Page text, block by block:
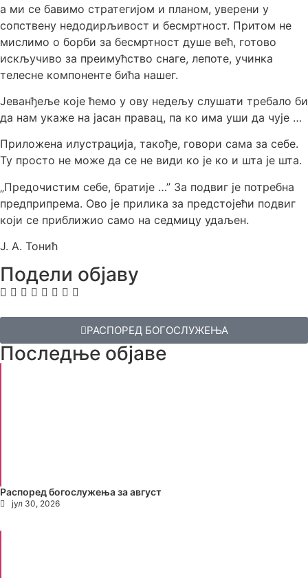
а ми се бавимо стратегијом и планом, уверени у
сопствену недодирљивост и бесмртност. Притом не
мислимо о борби за бесмртност душе већ, готово
искључиво за преимућство снаге, лепоте, учинка
телесне компоненте бића нашег.
Јеванђеље које ћемо у ову недељу слушати требало би
да нам укаже на јасан правац, па ко има уши да чује …
Приложена илустрација, такође, говори сама за себе.
Ту просто не може да се не види ко је ко и шта је шта.
„Предочистим себе, братије …” За подвиг је потребна
предприпрема. Ово је прилика за предстојећи подвиг
који се приближио само на седмицу удаљен.
Ј. А. Тонић
Подели објаву
РАСПОРЕД БОГОСЛУЖЕЊА
Последње објаве
Распоред богослужења за август
јул 30, 2026